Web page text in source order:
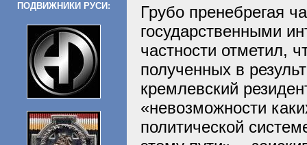
ПОДВИЖНИКИ РУСИ:
Грубо пренебрегая
государственными
частности отметил,
полученных в
кремлевский
«невозможности
политической